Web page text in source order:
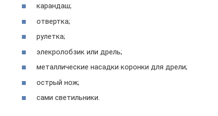
карандаш;
отвертка;
рулетка;
элекролобзик или дрель;
металлические насадки коронки для дрели;
острый нож;
сами светильники.